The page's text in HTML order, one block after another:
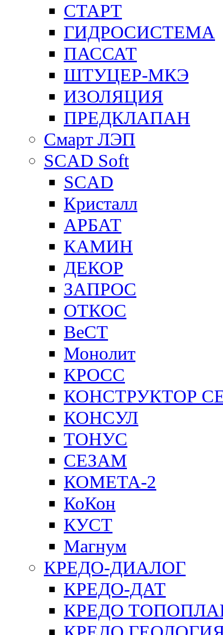
СТАРТ
ГИДРОСИСТЕМА
ПАССАТ
ШТУЦЕР-МКЭ
ИЗОЛЯЦИЯ
ПРЕДКЛАПАН
Смарт ЛЭП
SCAD Soft
SCAD
Кристалл
АРБАТ
КАМИН
ДЕКОР
ЗАПРОС
ОТКОС
ВеСТ
Монолит
КРОСС
КОНСТРУКТОР
КОНСУЛ
ТОНУС
СЕЗАМ
КОМЕТА-2
КоКон
КУСТ
Магнум
КРЕДО-ДИАЛОГ
КРЕДО-ДАТ
КРЕДО